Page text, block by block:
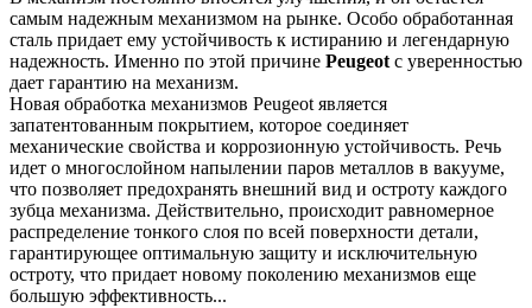
самым надежным механизмом на рынке. Особо обработанная
сталь придает ему устойчивость к истиранию и легендарную
надежность. Именно по этой причине Peugeot с уверенностью
дает гарантию на механизм.
Новая обработка механизмов Peugeot является
запатентованным покрытием, которое соединяет
механические свойства и коррозионную устойчивость. Речь
идет о многослойном напылении паров металлов в вакууме,
что позволяет предохранять внешний вид и остроту каждого
зубца механизма. Действительно, происходит равномерное
распределение тонкого слоя по всей поверхности детали,
гарантирующее оптимальную защиту и исключительную
остроту, что придает новому поколению механизмов еще
большую эффективность...